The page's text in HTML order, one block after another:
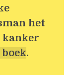
het
kanker
.